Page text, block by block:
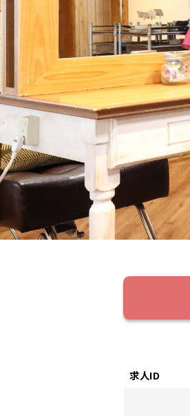
求人ID